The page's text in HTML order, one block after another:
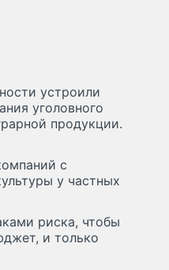
устроили
уголовного
продукции.
с
у частных
риска, чтобы
и только